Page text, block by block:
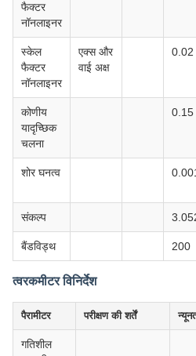
फैक्टर
नॉनलाइनर
स्केल
फैक्टर
नॉनलाइनर
एक्स और
वाई अक्ष
0.02
कोणीय
यादृच्छिक
चलना
0.15
शोर घनत्व
संकल्प
बैंडविड्थ 200
त्वरकमीटर विनिर्देश
पैरामीटर परीक्षण की शर्तें
गतिशील